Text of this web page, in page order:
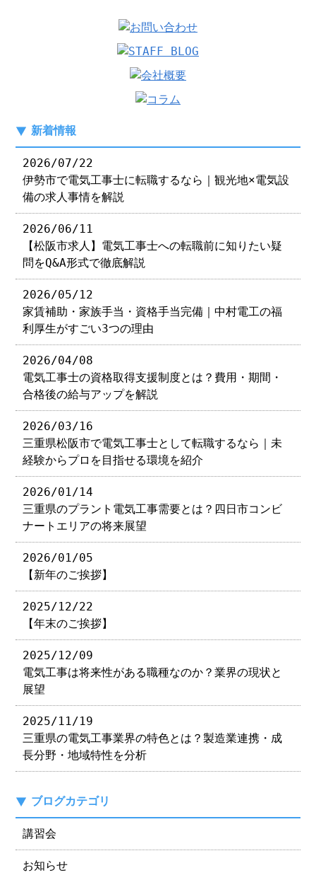
新着情報
2026/07/22
伊勢市で電気工事士に転職するなら｜観光地×電気設
備の求人事情を解説
2026/06/11
【松阪市求人】電気工事士への転職前に知りたい疑
問をQ&A形式で徹底解説
2026/05/12
家賃補助・家族手当・資格手当完備｜中村電工の福
利厚生がすごい3つの理由
2026/04/08
電気工事士の資格取得支援制度とは？費用・期間・
合格後の給与アップを解説
2026/03/16
三重県松阪市で電気工事士として転職するなら｜未
経験からプロを目指せる環境を紹介
2026/01/14
三重県のプラント電気工事需要とは？四日市コンビ
ナートエリアの将来展望
2026/01/05
【新年のご挨拶】
2025/12/22
【年末のご挨拶】
2025/12/09
電気工事は将来性がある職種なのか？業界の現状と
展望
2025/11/19
三重県の電気工事業界の特色とは？製造業連携・成
長分野・地域特性を分析
ブログカテゴリ
講習会
お知らせ